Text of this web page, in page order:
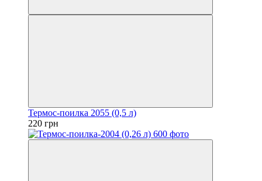
Термос-поилка 2055 (0,5 л)
220 грн